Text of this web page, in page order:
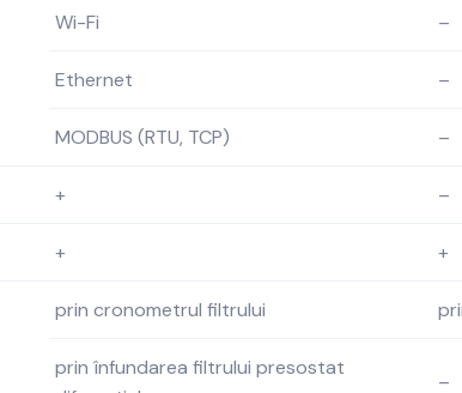
Wi-Fi –
Ethernet –
MODBUS (RTU, TCP) –
+ –
+ +
prin cronometrul filtrului
prin înfundarea filtrului presostat
–